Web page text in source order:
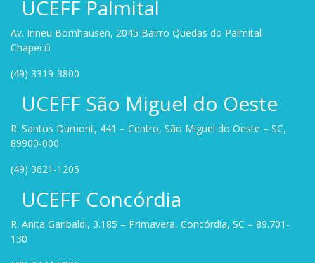
UCEFF Palmital
Av. Irineu Bornhausen, 2045 Bairro Quedas do Palmital-
Chapecó
(49) 3319-3800
UCEFF São Miguel do Oeste
R. Santos Dumont, 441 – Centro, São Miguel do Oeste – SC,
89900-000
(49) 3621-1205
UCEFF Concórdia
R. Anita Garibaldi, 3.185 – Primavera, Concórdia, SC – 89.701-
130